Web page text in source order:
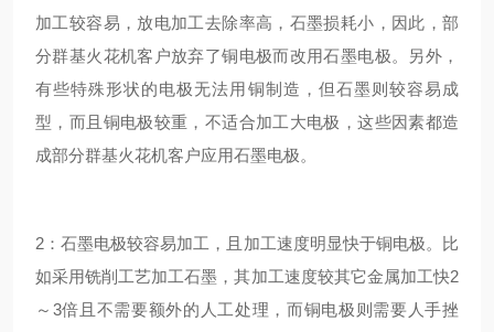
加工较容易，放电加工去除率高，石墨损耗小，因此，部
分群基火花机客户放弃了铜电极而改用石墨电极。另外，
有些特殊形状的电极无法用铜制造，但石墨则较容易成
型，而且铜电极较重，不适合加工大电极，这些因素都造
成部分群基火花机客户应用石墨电极。
2：石墨电极较容易加工，且加工速度明显快于铜电极。比
如采用铣削工艺加工石墨，其加工速度较其它金属加工快2
～3倍且不需要额外的人工处理，而铜电极则需要人手挫